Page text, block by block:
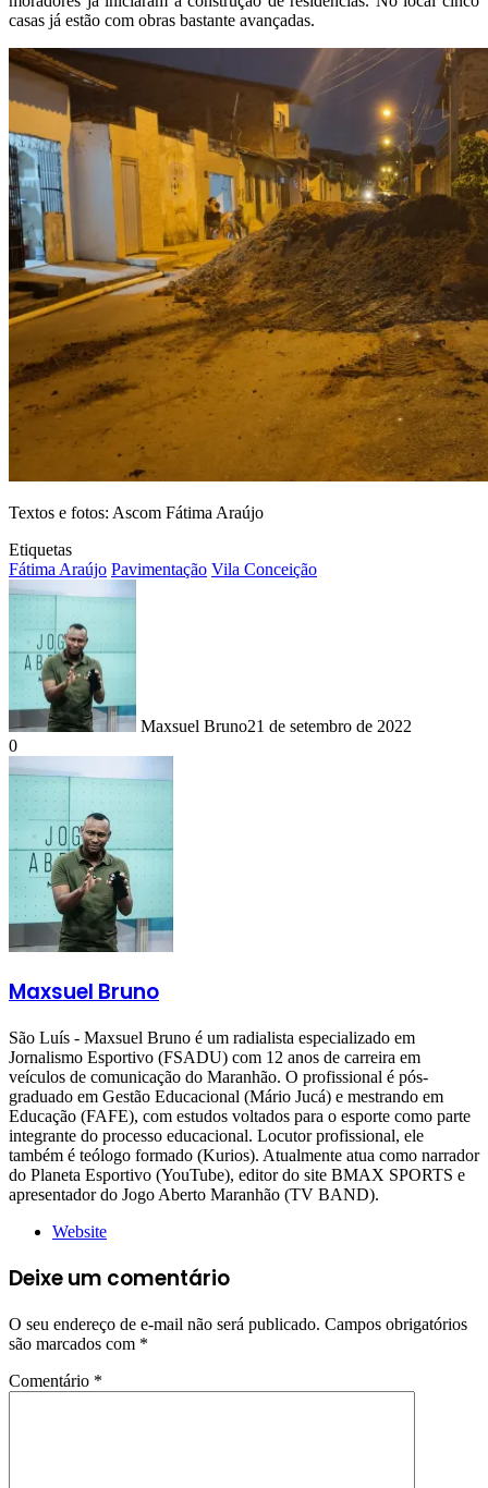
casas já estão com obras bastante avançadas.
Textos e fotos: Ascom Fátima Araújo
Etiquetas
Fátima Araújo Pavimentação Vila Conceição
Maxsuel Bruno21 de setembro de 2022
0
Maxsuel Bruno
São Luís - Maxsuel Bruno é um radialista especializado em
Jornalismo Esportivo (FSADU) com 12 anos de carreira em
veículos de comunicação do Maranhão. O profissional é pós-
graduado em Gestão Educacional (Mário Jucá) e mestrando em
Educação (FAFE), com estudos voltados para o esporte como parte
integrante do processo educacional. Locutor profissional, ele
também é teólogo formado (Kurios). Atualmente atua como narrador
do Planeta Esportivo (YouTube), editor do site BMAX SPORTS e
apresentador do Jogo Aberto Maranhão (TV BAND).
Website
Deixe um comentário
O seu endereço de e-mail não será publicado. Campos obrigatórios
são marcados com *
Comentário *